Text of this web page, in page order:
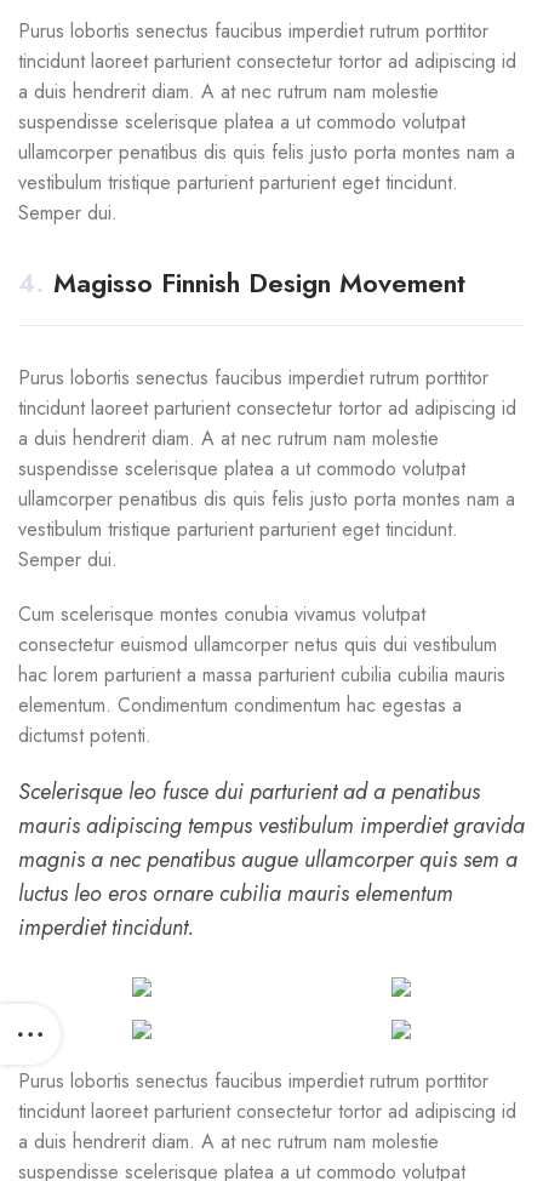
Purus lobortis senectus faucibus imperdiet rutrum porttitor
tincidunt laoreet parturient consectetur tortor ad adipiscing id
a duis hendrerit diam. A at nec rutrum nam molestie
suspendisse scelerisque platea a ut commodo volutpat
ullamcorper penatibus dis quis felis justo porta montes nam a
vestibulum tristique parturient parturient eget tincidunt.
Semper dui.
4. Magisso Finnish Design Movement
Purus lobortis senectus faucibus imperdiet rutrum porttitor
tincidunt laoreet parturient consectetur tortor ad adipiscing id
a duis hendrerit diam. A at nec rutrum nam molestie
suspendisse scelerisque platea a ut commodo volutpat
ullamcorper penatibus dis quis felis justo porta montes nam a
vestibulum tristique parturient parturient eget tincidunt.
Semper dui.
Cum scelerisque montes conubia vivamus volutpat
consectetur euismod ullamcorper netus quis dui vestibulum
hac lorem parturient a massa parturient cubilia cubilia mauris
elementum. Condimentum condimentum hac egestas a
dictumst potenti.
Scelerisque leo fusce dui parturient ad a penatibus
mauris adipiscing tempus vestibulum imperdiet gravida
magnis a nec penatibus augue ullamcorper quis sem a
luctus leo eros ornare cubilia mauris elementum
imperdiet tincidunt.
Purus lobortis senectus faucibus imperdiet rutrum porttitor
tincidunt laoreet parturient consectetur tortor ad adipiscing id
a duis hendrerit diam. A at nec rutrum nam molestie
suspendisse scelerisque platea a ut commodo volutpat